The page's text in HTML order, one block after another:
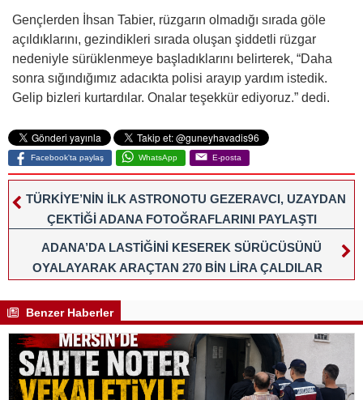
Gençlerden İhsan Tabier, rüzgarın olmadığı sırada göle
açıldıklarını, gezindikleri sırada oluşan şiddetli rüzgar
nedeniyle sürüklenmeye başladıklarını belirterek, “Daha
sonra sığındığımız adacıkta polisi arayıp yardım istedik.
Gelip bizleri kurtardılar. Onalar teşekkür ediyoruz.” dedi.
Facebook'ta paylaş WhatsApp E-posta
TÜRKİYE’NİN İLK ASTRONOTU GEZERAVCI, UZAYDAN
ÇEKTİĞİ ADANA FOTOĞRAFLARINI PAYLAŞTI
ADANA’DA LASTİĞİNİ KESEREK SÜRÜCÜSÜNÜ
OYALAYARAK ARAÇTAN 270 BİN LİRA ÇALDILAR
Benzer Haberler